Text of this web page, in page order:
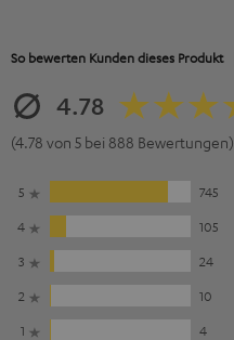
So bewerten Kunden dieses Produkt
4.78
(4.78 von 5 bei 888 Bewertungen)
5
745
4
105
3
24
2
10
1
4